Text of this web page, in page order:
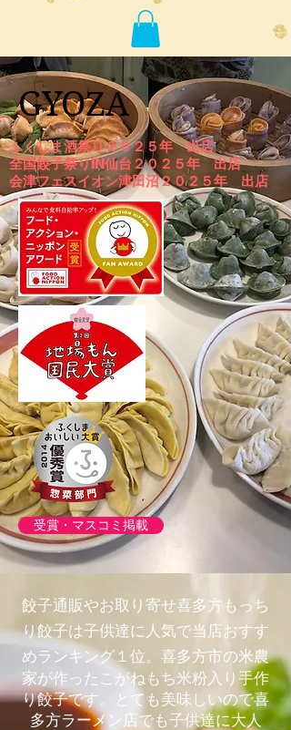
GYOZA
ふくしま酒祭り２０２５年 出店
全国餃子祭りIN仙台２０２５年 出店
​会津フェスイオン津田沼２０２５年 出店
受賞・マスコミ掲載
餃子通販やお取り寄せ喜多方もっち
り餃子は子供達に人気で当店おすす
めランキング１位。 喜多方市の米農
家が作ったこがねもち米粉入り手作
り餃子です。とても美味しいので喜
多方ラーメン店でも子供達に大人